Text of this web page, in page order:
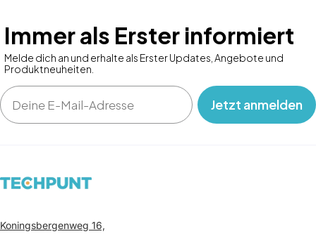
Immer als Erster informiert
Melde dich an und erhalte als Erster Updates, Angebote und
Produktneuheiten.
Email
‎ ‎ ‎ Jetzt anmelden‎ ‎ ‎ ‎
Koningsbergenweg 16,